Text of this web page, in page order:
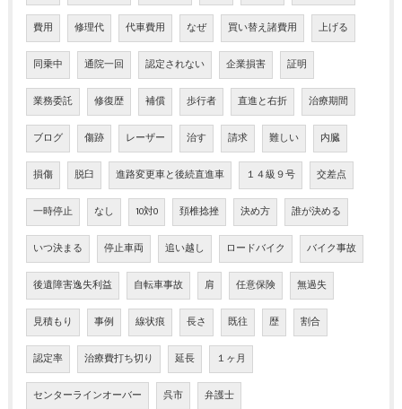
費用 修理代 代車費用 なぜ 買い替え諸費用 上げる
同乗中 通院一回 認定されない 企業損害 証明
業務委託 修復歴 補償 歩行者 直進と右折 治療期間
ブログ 傷跡 レーザー 治す 請求 難しい 内臓
損傷 脱臼 進路変更車と後続直進車 １４級９号 交差点
一時停止 なし 10対0 頚椎捻挫 決め方 誰が決める
いつ決まる 停止車両 追い越し ロードバイク バイク事故
後遺障害逸失利益 自転車事故 肩 任意保険 無過失
見積もり 事例 線状痕 長さ 既往 歴 割合
認定率 治療費打ち切り 延長 １ヶ月
センターラインオーバー 呉市 弁護士